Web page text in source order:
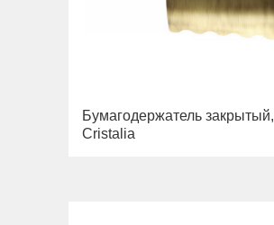
Бумагодержатель закрытый,
Cristalia